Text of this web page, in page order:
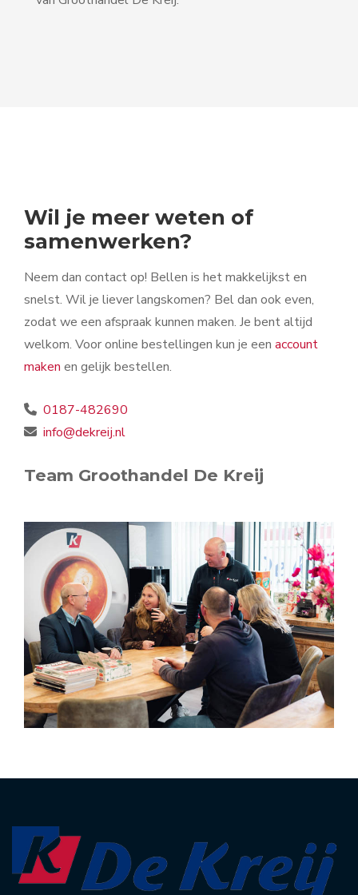
Wil je meer weten of
samenwerken?
Neem dan contact op! Bellen is het makkelijkst en
snelst. Wil je liever langskomen? Bel dan ook even,
zodat we een afspraak kunnen maken. Je bent altijd
welkom. Voor online bestellingen kun je een account
maken en gelijk bestellen.
0187-482690
info@dekreij.nl
Team Groothandel De Kreij